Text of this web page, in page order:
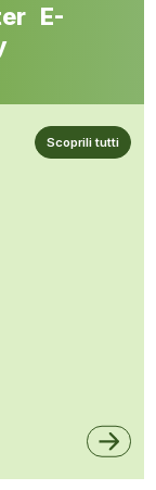
E-
Scoprili tutti